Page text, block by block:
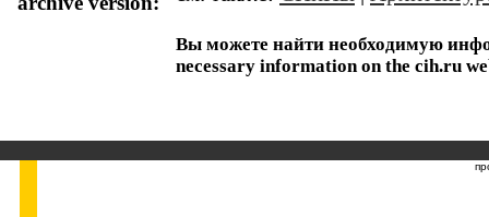
Вы можете найти необходимую
necessary information on the cih.ru